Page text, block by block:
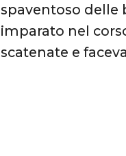
spaventoso delle
imparato nel
scatenate e